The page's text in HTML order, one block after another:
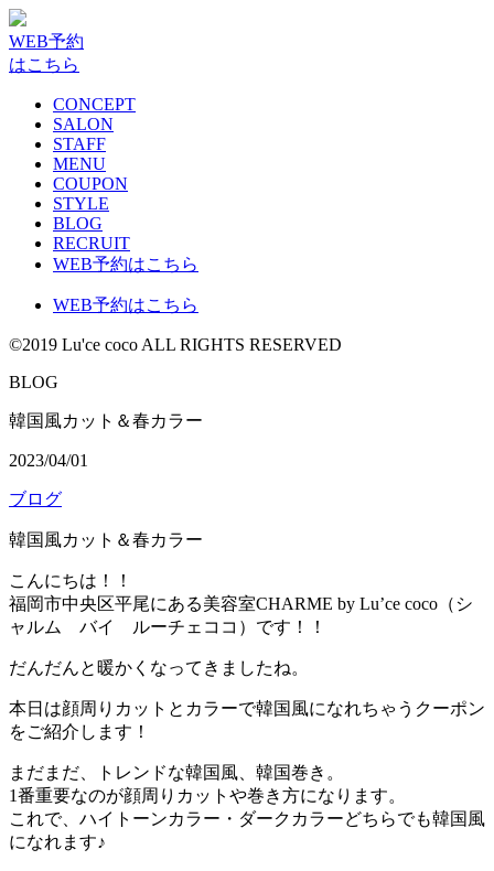
WEB予約
はこちら
CONCEPT
SALON
STAFF
MENU
COUPON
STYLE
BLOG
RECRUIT
WEB予約はこちら
WEB予約はこちら
©2019 Lu'ce coco ALL RIGHTS RESERVED
BLOG
韓国風カット＆春カラー
2023/04/01
ブログ
韓国風カット＆春カラー
こんにちは！！
福岡市中央区平尾にある美容室CHARME by Lu’ce coco（シ
ャルム バイ ルーチェココ）です！！
だんだんと暖かくなってきましたね。
本日は顔周りカットとカラーで韓国風になれちゃうクーポン
をご紹介します！
まだまだ、トレンドな韓国風、韓国巻き。
1番重要なのが顔周りカットや巻き方になります。
これで、ハイトーンカラー・ダークカラーどちらでも韓国風
になれます♪